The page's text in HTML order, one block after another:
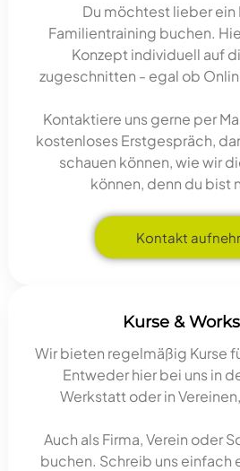
Du möchtest lieber ein
Familientraining buchen.
Konzept individuell auf
zugeschnitten - egal ob
Kontaktiere uns gerne per
kostenloses Erstgespräch,
schauen können, wie wir
können, denn du bist
Kontakt
Kurse &
Wir bieten regelmäßig Kurse
Entweder hier bei uns in
Werkstatt oder in
Auch als Firma, Verein oder
buchen. Schreib uns einfach